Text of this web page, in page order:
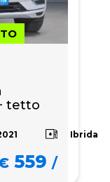
tetto
Ibrida
559 /